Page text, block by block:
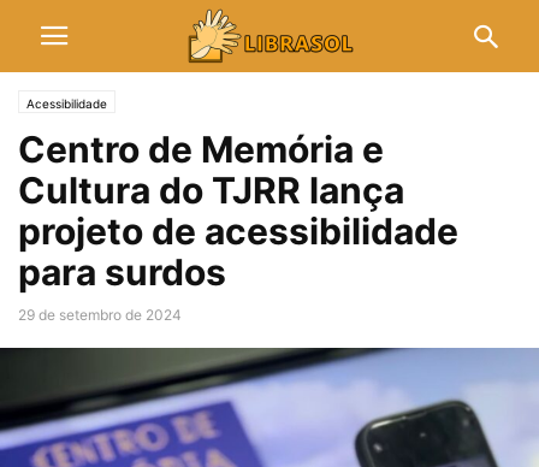
Acessibilidade
Centro de Memória e
Cultura do TJRR lança
projeto de acessibilidade
para surdos
29 de setembro de 2024